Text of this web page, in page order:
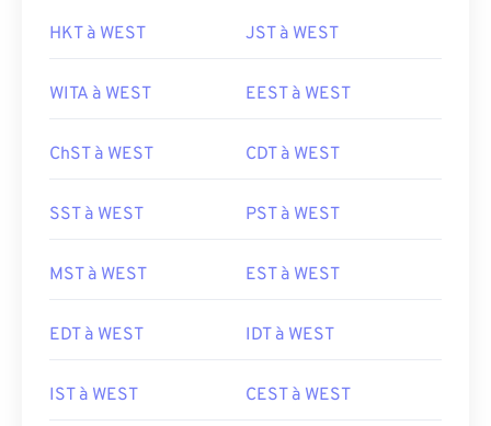
HKT à WEST JST à WEST
WITA à WEST EEST à WEST
ChST à WEST CDT à WEST
SST à WEST PST à WEST
MST à WEST EST à WEST
EDT à WEST IDT à WEST
IST à WEST CEST à WEST